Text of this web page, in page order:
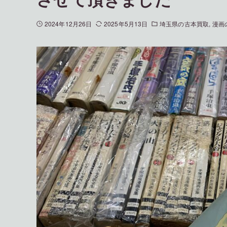
2024年12月26日 2025年5月13日 埼玉県の古本買取 漫画